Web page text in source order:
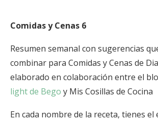
Comidas y Cenas 6
Resumen semanal con sugerencias
combinar para Comidas y Cenas de
elaborado en colaboración entre el
light de Bego y Mis Cosillas de Cocina
En cada nombre de la receta, tienes el